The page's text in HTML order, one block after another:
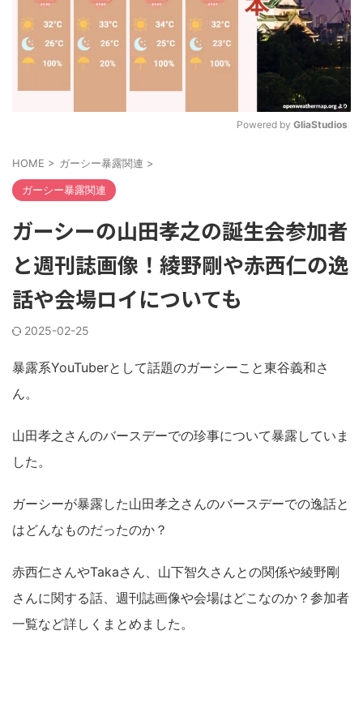
Powered by GliaStudios
HOME > ガーシー暴露関連 >
ガーシー暴露関連
ガーシーの山田孝之の誕生会参加者
と週刊誌画像！綾野剛や赤西仁の逸
話や会場ロイについても
2025-02-25
暴露系YouTuberとして話題のガーシーこと東谷義和さ
ん。
山田孝之さんのバースデーでの珍事について暴露していま
した。
ガーシーが暴露した山田孝之さんのバースデーでの逸話と
はどんなものだったのか？
赤西仁さんやTakaさん、山下智久さんとの関係や綾野剛
さんに関する話、週刊誌画像や会場はどこなのか？参加者
一覧など詳しくまとめました。